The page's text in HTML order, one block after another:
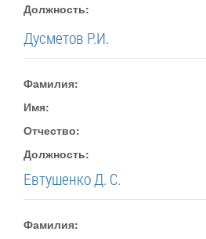
Должность:
Дусметов Р.И.
Фамилия:
Имя:
Отчество:
Должность:
Евтушенко Д. С.
Фамилия: